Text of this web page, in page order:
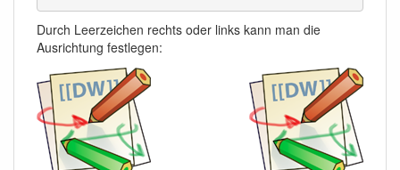
Durch Leerzeichen rechts oder links kann man die
Ausrichtung festlegen: